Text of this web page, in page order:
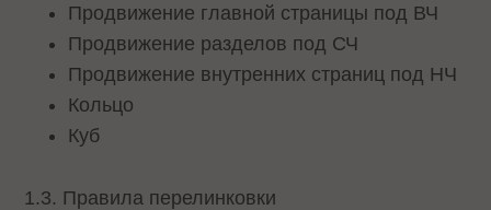
Продвижение главной страницы под ВЧ
Продвижение разделов под СЧ
Продвижение внутренних страниц под НЧ
Кольцо
Куб
1.3. Правила перелинковки